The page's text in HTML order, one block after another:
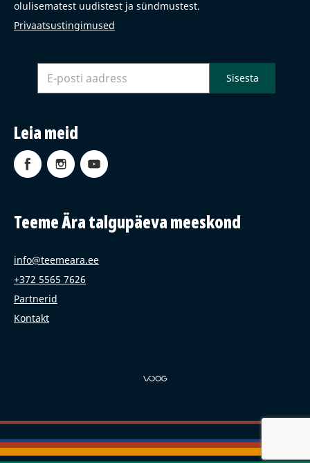
olulisematest uudistest ja sündmustest.
Privaatsustingimused
Leia meid
Teeme Ära talgupäeva meeskond
info@teemeara.ee
+372 5565 7626
Partnerid
Kontakt